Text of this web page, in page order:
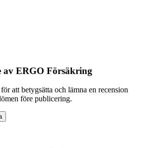
av ERGO Försäkring
att betygsätta och lämna en recension
före publicering.